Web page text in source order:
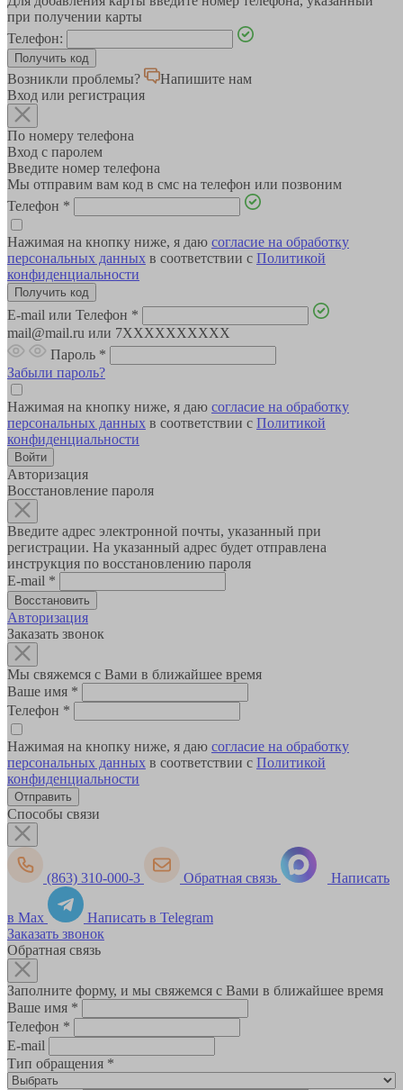
при получении карты
Телефон:
Возникли проблемы?
Напишите нам
Вход или регистрация
По номеру телефона
Вход с паролем
Введите номер телефона
Мы отправим вам код в смс на телефон или позвоним
Телефон *
Нажимая на кнопку ниже, я даю согласие на обработку
персональных данных в соответствии с Политикой
конфиденциальности
E-mail или Телефон *
mail@mail.ru или 7XXXXXXXXXX
Пароль *
Забыли пароль?
Нажимая на кнопку ниже, я даю согласие на обработку
персональных данных в соответствии с Политикой
конфиденциальности
Авторизация
Восстановление пароля
Введите адрес электронной почты, указанный при
регистрации. На указанный адрес будет отправлена
инструкция по восстановлению пароля
E-mail *
Авторизация
Заказать звонок
Мы свяжемся с Вами в ближайшее время
Ваше имя *
Телефон *
Нажимая на кнопку ниже, я даю согласие на обработку
персональных данных в соответствии с Политикой
конфиденциальности
Способы связи
(863) 310-000-3 Обратная связь Написать
в Max
Написать в Telegram
Заказать звонок
Обратная связь
Заполните форму, и мы свяжемся с Вами в ближайшее время
Ваше имя *
Телефон *
E-mail
Тип обращения *